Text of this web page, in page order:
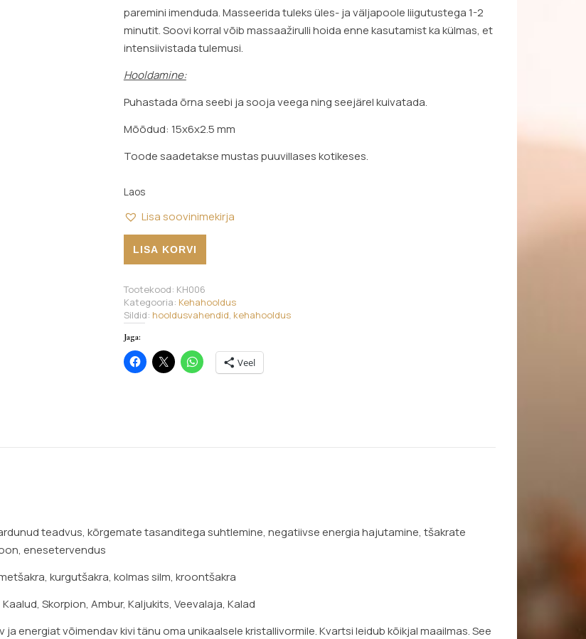
paremini imenduda. Masseerida tuleks üles- ja väljapoole liigutustega 1-2
minutit. Soovi korral võib massaažirulli hoida enne kasutamist ka külmas, et
intensiivistada tulemusi.
Hooldamine:
Puhastada õrna seebi ja sooja veega ning seejärel kuivatada.
Mõõdud: 15x6x2.5 mm
Toode saadetakse mustas puuvillases kotikeses.
Laos
Lisa soovinimekirja
LISA KORVI
Tootekood: KH006
Kategooria: Kehahooldus
Sildid: hooldusvahendid, kehahooldus
Jaga:
Veel
teadvus, kõrgemate tasanditega suhtlemine, negatiivse energia hajutamine, tšakrate
enesetervendus
kurgutšakra, kolmas silm, kroontšakra
Skorpion, Ambur, Kaljukits, Veevalaja, Kalad
energiat võimendav kivi tänu oma unikaalsele kristallivormile. Kvartsi leidub kõikjal maailmas. See